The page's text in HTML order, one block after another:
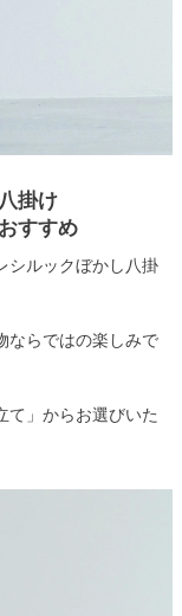
掛け
すすめ
シルックぼかし八掛
ならではの楽しみで
」からお選びいた